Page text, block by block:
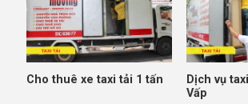
Cho thuê xe taxi tải 1 tấn
Dịch vụ
Vấp